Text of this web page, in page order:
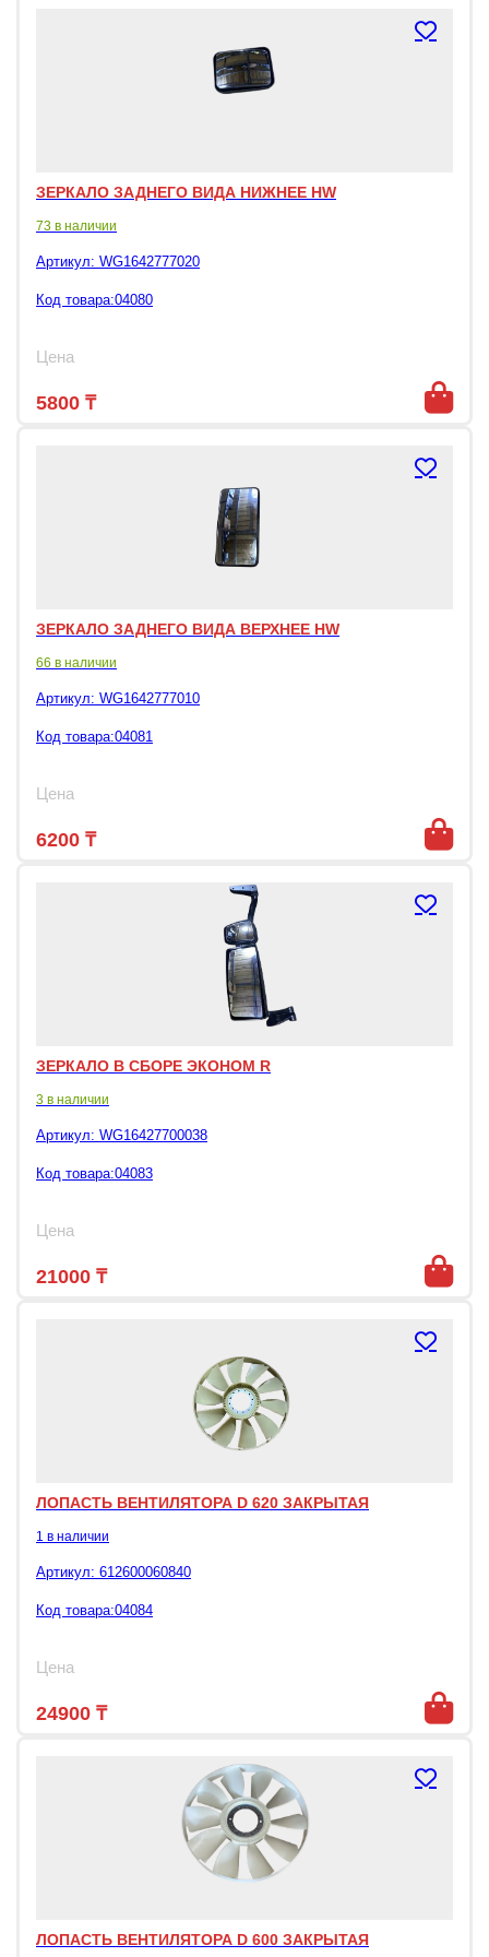
ЗЕРКАЛО ЗАДНЕГО ВИДА НИЖНЕЕ HW
73 в наличии
Артикул: WG1642777020
Код товара:04080
Цена
5800 ₸
ЗЕРКАЛО ЗАДНЕГО ВИДА ВЕРХНЕЕ HW
66 в наличии
Артикул: WG1642777010
Код товара:04081
Цена
6200 ₸
ЗЕРКАЛО В СБОРЕ ЭКОНОМ R
3 в наличии
Артикул: WG16427700038
Код товара:04083
Цена
21000 ₸
ЛОПАСТЬ ВЕНТИЛЯТОРА D 620 ЗАКРЫТАЯ
1 в наличии
Артикул: 612600060840
Код товара:04084
Цена
24900 ₸
ЛОПАСТЬ ВЕНТИЛЯТОРА D 600 ЗАКРЫТАЯ